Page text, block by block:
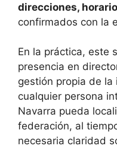
direcciones,
confirmados con la
En la práctica, este
presencia en
gestión propia de la
cualquier persona
Navarra pueda
federación, al
necesaria claridad